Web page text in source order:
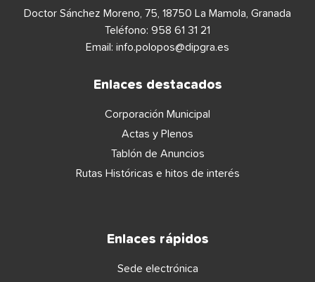
Doctor Sánchez Moreno, 75, 18750 La Mamola, Granada
Teléfono: 958 61 31 21
Email: info.polopos@dipgra.es
Enlaces destacados
Corporación Municipal
Actas y Plenos
Tablón de Anuncios
Rutas Históricas e hitos de interés
Enlaces rápidos
Sede electrónica